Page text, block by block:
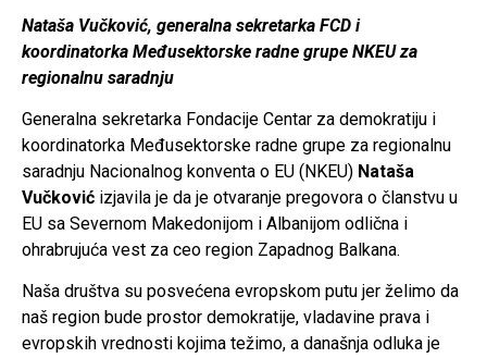
Nataša Vučković, generalna sekretarka FCD i
koordinatorka Međusektorske radne grupe NKEU za
regionalnu saradnju
Generalna sekretarka Fondacije Centar za demokratiju i
koordinatorka Međusektorske radne grupe za regionalnu
saradnju Nacionalnog konventa o EU (NKEU) Nataša
Vučković izjavila je da je otvaranje pregovora o članstvu u
EU sa Severnom Makedonijom i Albanijom odlična i
ohrabrujuća vest za ceo region Zapadnog Balkana.
Naša društva su posvećena evropskom putu jer želimo da
naš region bude prostor demokratije, vladavine prava i
evropskih vrednosti kojima težimo, a današnja odluka je